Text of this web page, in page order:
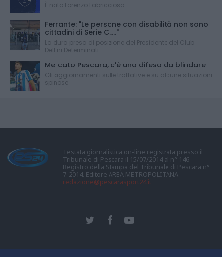
È nato Lorenzo Labricciosa
Ferrante: "Le persone con disabilità non sono
cittadini di Serie C....."
La dura presa di posizione del Presidente del Club
Delfini Determinati
Mercato Pescara, c'è una difesa da blindare
Gli aggiornamenti sulle trattative e su alcune situazioni
spinose
Testata giornalistica on-line registrata presso il
Tribunale di Pescara il 15/07/2014 al n° 146
Registro della Stampa del Tribunale di Pescara n°
7-2014. Editore AREA METROPOLITANA
redazione@pescarasport24.it